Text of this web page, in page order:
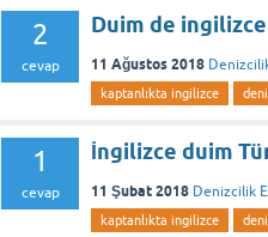
2
cevap
Duim de
11 Ağustos 2018
kaptanlıkta ingilizce
1
cevap
İngilizce duim
11 Şubat 2018 Denizcilik
kaptanlıkta ingilizce